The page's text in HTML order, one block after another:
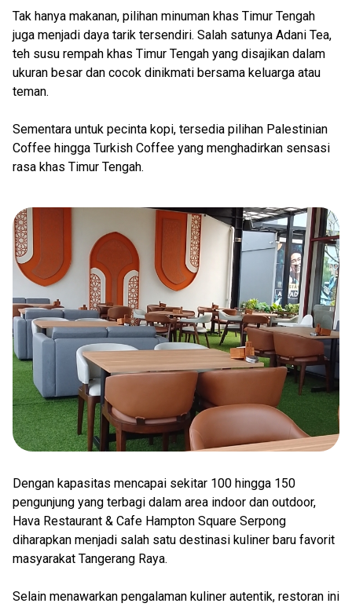
Tak hanya makanan, pilihan minuman khas Timur Tengah
juga menjadi daya tarik tersendiri. Salah satunya Adani Tea,
teh susu rempah khas Timur Tengah yang disajikan dalam
ukuran besar dan cocok dinikmati bersama keluarga atau
teman.
Sementara untuk pecinta kopi, tersedia pilihan Palestinian
Coffee hingga Turkish Coffee yang menghadirkan sensasi
rasa khas Timur Tengah.
Dengan kapasitas mencapai sekitar 100 hingga 150
pengunjung yang terbagi dalam area indoor dan outdoor,
Hava Restaurant & Cafe Hampton Square Serpong
diharapkan menjadi salah satu destinasi kuliner baru favorit
masyarakat Tangerang Raya.
Selain menawarkan pengalaman kuliner autentik, restoran ini